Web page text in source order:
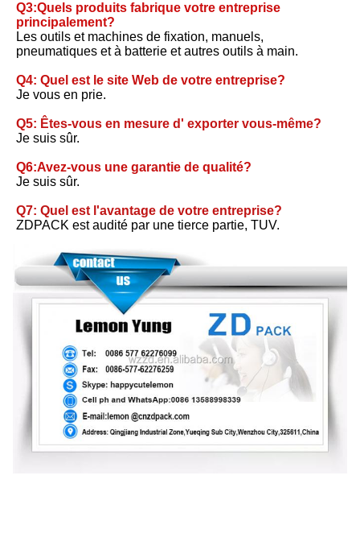
Q3:Quels produits fabrique votre entreprise
principalement?
Les outils et machines de fixation, manuels,
pneumatiques et à batterie et autres outils à main.
Q4: Quel est le site Web de votre entreprise?
Je vous en prie.
Q5: Êtes-vous en mesure d' exporter vous-même?
Je suis sûr.
Q6:Avez-vous une garantie de qualité?
Je suis sûr.
Q7: Quel est l'avantage de votre entreprise?
ZDPACK est audité par une tierce partie, TUV.